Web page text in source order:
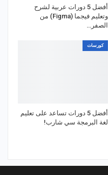
أفضل 5 دورات عربية لشرح
وتعليم فيجما (Figma) من
الصفر…
كورسات
أفضل 5 دورات تساعد على تعليم
لغة البرمجة سي شارب!